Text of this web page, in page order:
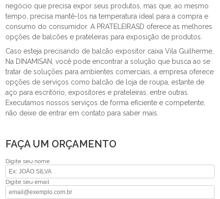
negócio que precisa expor seus produtos, mas que, ao mesmo
tempo, precisa mantê-los na temperatura ideal para a compra e
consumo do consumidor. A PRATELEIRASD oferece as melhores
opções de balcões e prateleiras para exposição de produtos.
Caso esteja precisando de balcão expositor caixa Vila Guilherme,
Na DINAMISAN, você pode encontrar a solução que busca ao se
tratar de soluções para ambientes comerciais, a empresa oferece
opções de serviços como balcão de loja de roupa, estante de
aço para escritório, expositores e prateleiras, entre outras.
Executamos nossos serviços de forma eficiente e competente,
não deixe de entrar em contato para saber mais.
FAÇA UM ORÇAMENTO
Digite seu nome
Digite seu email